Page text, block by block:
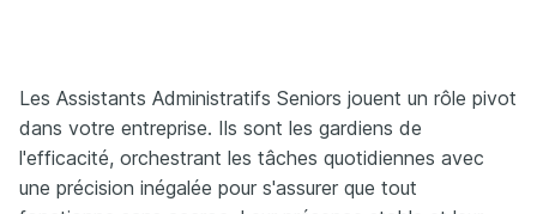
Cuisine Française
Amour de la cuisine française et
Outils administratifs
COURSES
des Approvisionnements
Formation continue à la Chambre
Île-de-France
Les Assistants Administratifs Seniors jouent un rôle pivot
dans votre entreprise. Ils sont les gardiens de
l'efficacité, orchestrant les tâches quotidiennes avec
une précision inégalée pour s'assurer que tout